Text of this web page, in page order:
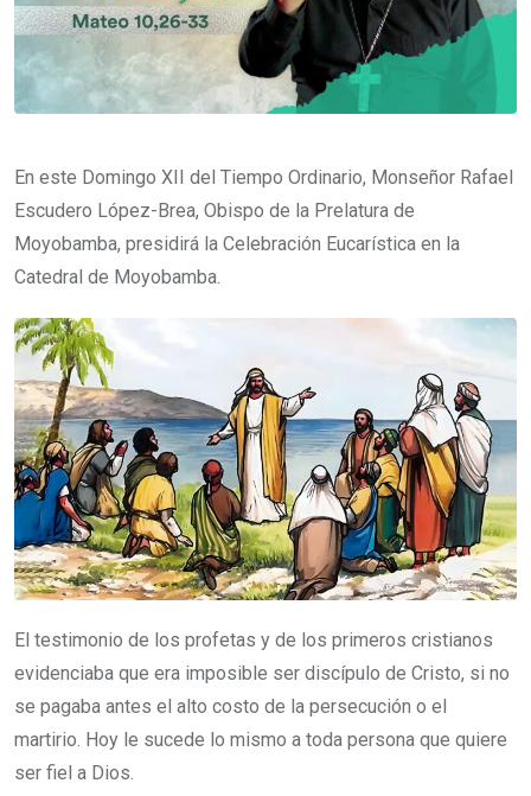
En este Domingo XII del Tiempo Ordinario, Monseñor Rafael
Escudero López-Brea, Obispo de la Prelatura de
Moyobamba, presidirá la Celebración Eucarística en la
Catedral de Moyobamba.
El testimonio de los profetas y de los primeros cristianos
evidenciaba que era imposible ser discípulo de Cristo, si no
se pagaba antes el alto costo de la persecución o el
martirio. Hoy le sucede lo mismo a toda persona que quiere
ser fiel a Dios.